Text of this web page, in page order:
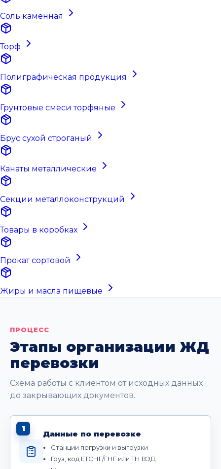
Соль каменная
Торф
Полиграфическая продукция
Грунтовые смеси торфяные
Брус сухой строганый
Канаты металлические
Секции металлоконструкций
Товары в коробках
Прокат сортовой
Жиры и масла пищевые
ПРОЦЕСС
Этапы организации ЖД
перевозки
Схема работы с клиентом от исходных данных
до закрывающих документов.
1
Данные по перевозке
Станции погрузки и выгрузки
Груз, код ЕТСНГ/ГНГ или ТН ВЭД